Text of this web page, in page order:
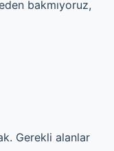
bakmıyoruz,
Gerekli alanlar